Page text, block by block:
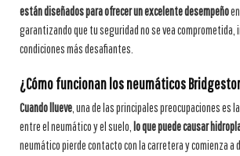
están diseñados para ofrecer un excelente desempeño
garantizando que tu seguridad no se vea comprometida,
condiciones más desafiantes.
¿Cómo funcionan los neumáticos
Cuando llueve , una de las principales preocupaciones es
entre el neumático y el suelo, lo que puede causar
neumático pierde contacto con la carretera y comienza a